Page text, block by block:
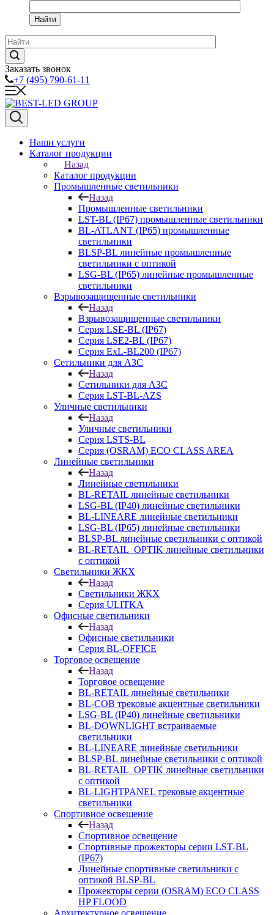
Найти
Заказать звонок
+7 (495) 790-61-11
Наши услуги
Каталог продукции
Назад
Каталог продукции
Промышленные светильники
Назад
Промышленные светильники
LST-BL (IP67) промышленные светильники
BL-ATLANT (IP65) промышленные
светильники
BLSP-BL линейные промышленные
светильники с оптикой
LSG-BL (IP65) линейные промышленные
светильники
Взрывозащищенные светильники
Назад
Взрывозащищенные светильники
Серия LSE-BL (IP67)
Серия LSE2-BL (IP67)
Серия ExL-BL200 (IP67)
Сетильники для АЗС
Назад
Сетильники для АЗС
Серия LST-BL-AZS
Уличные светильники
Назад
Уличные светильники
Серия LSTS-BL
Серия (ОSRAM) ECO CLASS AREA
Линейные светильники
Назад
Линейные светильники
BL-RETAIL линейные светильники
LSG-BL (IP40) линейные светильники
BL-LINEARE линейные светильники
LSG-BL (IP65) линейные светильники
BLSP-BL линейные светильники с оптикой
BL-RETAIL_OPTIK линейные светильники
с оптикой
Светильники ЖКХ
Назад
Светильники ЖКХ
Серия ULITKA
Офисные светильники
Назад
Офисные светильники
Серия BL-OFFICE
Торговое освещение
Назад
Торговое освещение
BL-RETAIL линейные светильники
BL-COB трековые акцентные светильники
LSG-BL (IP40) линейные светильники
BL-DOWNLIGHT встраиваемые
светильники
BL-LINEARE линейные светильники
BLSP-BL линейные светильники с оптикой
BL-RETAIL_OPTIK линейные светильники
с оптикой
BL-LIGHTPANEL трековые акцентные
светильники
Спортивное освещение
Назад
Спортивное освещение
Спортивные прожекторы серии LST-BL
(IP67)
Линейные спортивные светильники с
оптикой BLSP-BL
Прожекторы серии (OSRAM) ECO CLASS
HP FLOOD
Архитектурное освещение